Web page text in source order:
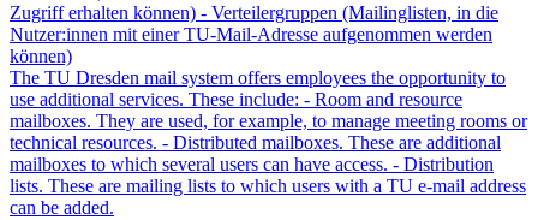
Zugriff erhalten können) - Verteilergruppen (Mailinglisten, in die
Nutzer:innen mit einer TU-Mail-Adresse aufgenommen werden
können)
The TU Dresden mail system offers employees the opportunity to
use additional services. These include: - Room and resource
mailboxes. They are used, for example, to manage meeting rooms or
technical resources. - Distributed mailboxes. These are additional
mailboxes to which several users can have access. - Distribution
lists. These are mailing lists to which users with a TU e-mail address
can be added.